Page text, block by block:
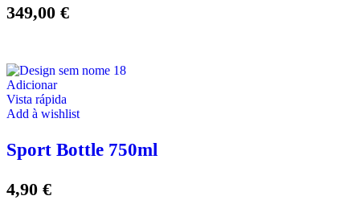
349,00 €
Adicionar
Vista rápida
Add à wishlist
Sport Bottle 750ml
4,90 €